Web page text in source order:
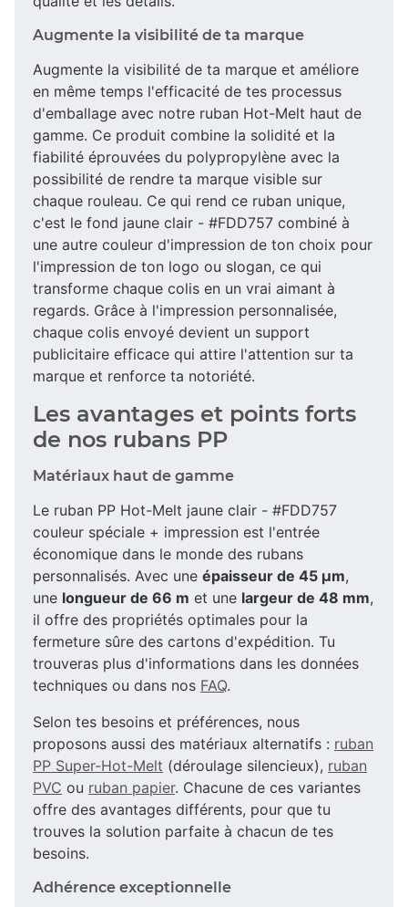
Augmente la visibilité de ta marque
Augmente la visibilité de ta marque et améliore
en même temps l'efficacité de tes processus
d'emballage avec notre ruban Hot-Melt haut de
gamme. Ce produit combine la solidité et la
fiabilité éprouvées du polypropylène avec la
possibilité de rendre ta marque visible sur
chaque rouleau. Ce qui rend ce ruban unique,
c'est le fond jaune clair - #FDD757 combiné à
une autre couleur d'impression de ton choix pour
l'impression de ton logo ou slogan, ce qui
transforme chaque colis en un vrai aimant à
regards. Grâce à l'impression personnalisée,
chaque colis envoyé devient un support
publicitaire efficace qui attire l'attention sur ta
marque et renforce ta notoriété.
Les avantages et points forts
de nos rubans PP
Matériaux haut de gamme
Le ruban PP Hot-Melt jaune clair - #FDD757
couleur spéciale + impression est l'entrée
économique dans le monde des rubans
personnalisés. Avec une épaisseur de 45 µm,
une longueur de 66 m et une largeur de 48 mm,
il offre des propriétés optimales pour la
fermeture sûre des cartons d'expédition. Tu
trouveras plus d'informations dans les données
techniques ou dans nos FAQ.
Selon tes besoins et préférences, nous
proposons aussi des matériaux alternatifs : ruban
PP Super-Hot-Melt (déroulage silencieux), ruban
PVC ou ruban papier. Chacune de ces variantes
offre des avantages différents, pour que tu
trouves la solution parfaite à chacun de tes
besoins.
Adhérence exceptionnelle